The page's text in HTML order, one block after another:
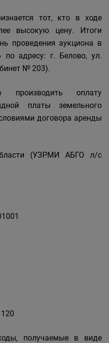
тот, кто в ходе
высокую цену. Итоги
проведения аукциона в
адресу: г. Белово, ул.
№ 203).
производить оплату
платы земельного
договора аренды
(УЗРМИ АБГО л/с
получаемые в виде